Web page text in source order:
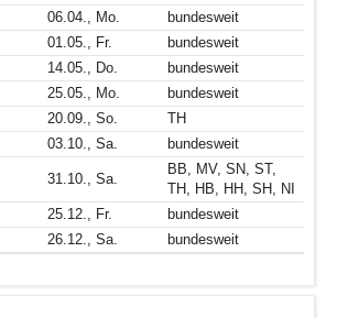
06.04., Mo.
bundesweit
01.05., Fr.
bundesweit
14.05., Do.
bundesweit
25.05., Mo.
bundesweit
20.09., So.
TH
03.10., Sa. bundesweit
31.10., Sa.
BB, MV, SN, ST,
TH, HB, HH, SH, NI
25.12., Fr.
bundesweit
26.12., Sa. bundesweit